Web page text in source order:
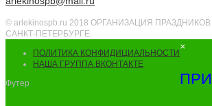
© arlekinospb.ru 2018 ОРГАНИЗАЦИЯ
САНКТ-ПЕТЕРБУРГЕ.
ПОЛИТИКА КОНФИДИЦИАЛЬНОСТИ
НАША ГРУППА ВКОНТАКТЕ
Футер
×